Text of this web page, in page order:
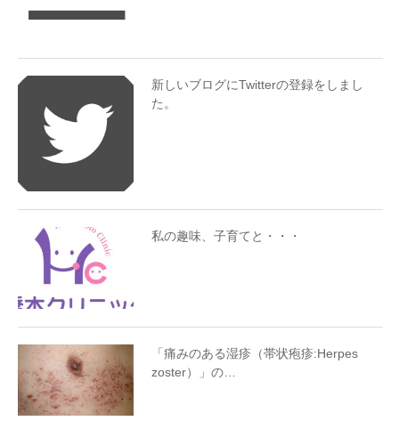
新しいブログにTwitterの登録をしまし
た。
私の趣味、子育てと・・・
「痛みのある湿疹（帯状疱疹:Herpes
zoster）」の…